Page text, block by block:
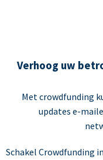
Verhoog uw
Met crowdfunding
updates e-
Schakel Crowdfunding